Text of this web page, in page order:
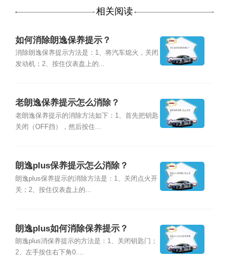
相关阅读
如何消除朗逸保养提示？
消除朗逸保养提示方法是：1、将汽车熄火，关闭
发动机；2、按住仪表盘上的...
老朗逸保养提示怎么消除？
老朗逸保养提示的消除方法如下：1、首先把钥匙
关闭（OFF挡），然后按住...
朗逸plus保养提示怎么消除？
朗逸plus保养提示的消除方法是：1、关闭点火开
关；2、按住仪表盘上的...
朗逸plus如何消除保养提示？
朗逸plus消保养提示的方法是：1、关闭钥匙门；
2、左手按住右下角0....